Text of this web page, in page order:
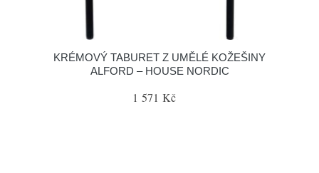
KRÉMOVÝ TABURET Z UMĚLÉ KOŽEŠINY
ALFORD – HOUSE NORDIC
1 571 Kč